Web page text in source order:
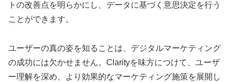
トの改善点を明らかにし、データに基づく意思決定を行う
ことができます。
ユーザーの真の姿を知ることは、デジタルマーケティング
の成功には欠かせません。Clarityを味方につけて、ユーザ
ー理解を深め、より効果的なマーケティング施策を展開し